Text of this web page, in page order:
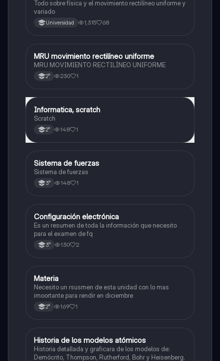
Todo sobre física y el movimiento rectilíneo uniforme y
variado
Universidad 1,315 68
Física
MRU movimiento rectilíneo uniforme
MRU MOVIMIENTO RECTILÍNEO UNIFORME
2° 230 1
Física
Informatica, scratch
Scratch
2° 148 1
Física
Sistema de fuerzas
Sistema de fuerzas
3° 148 1
Física
Configuración electrónica
Es un resumen de toda la información que necesito
para el examen de fq
3° 130 2
Física
Materia
Necesito un rsusmen de esta unidad con lo mas
imoortante para rendir en diciembre
2° 169 1
Física
Historia de los modelos atómicos
Historia detallada y graficara de los modelos de:
Demócrito, Thompson, Rutherford, Bohr y Heisenberg.